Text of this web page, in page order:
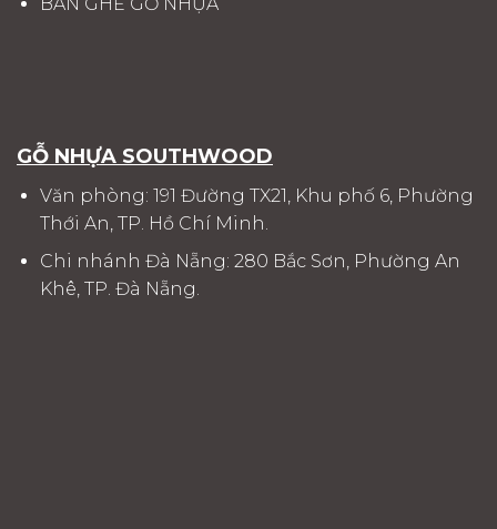
GỖ NHỰA SOUTHWOOD
Văn phòng: 191 Đường TX21, Khu phố 6, Phường
Thới An, TP. Hồ Chí Minh.
Chi nhánh Đà Nẵng: 280 Bắc Sơn, Phường An
Khê, TP. Đà Nẵng.